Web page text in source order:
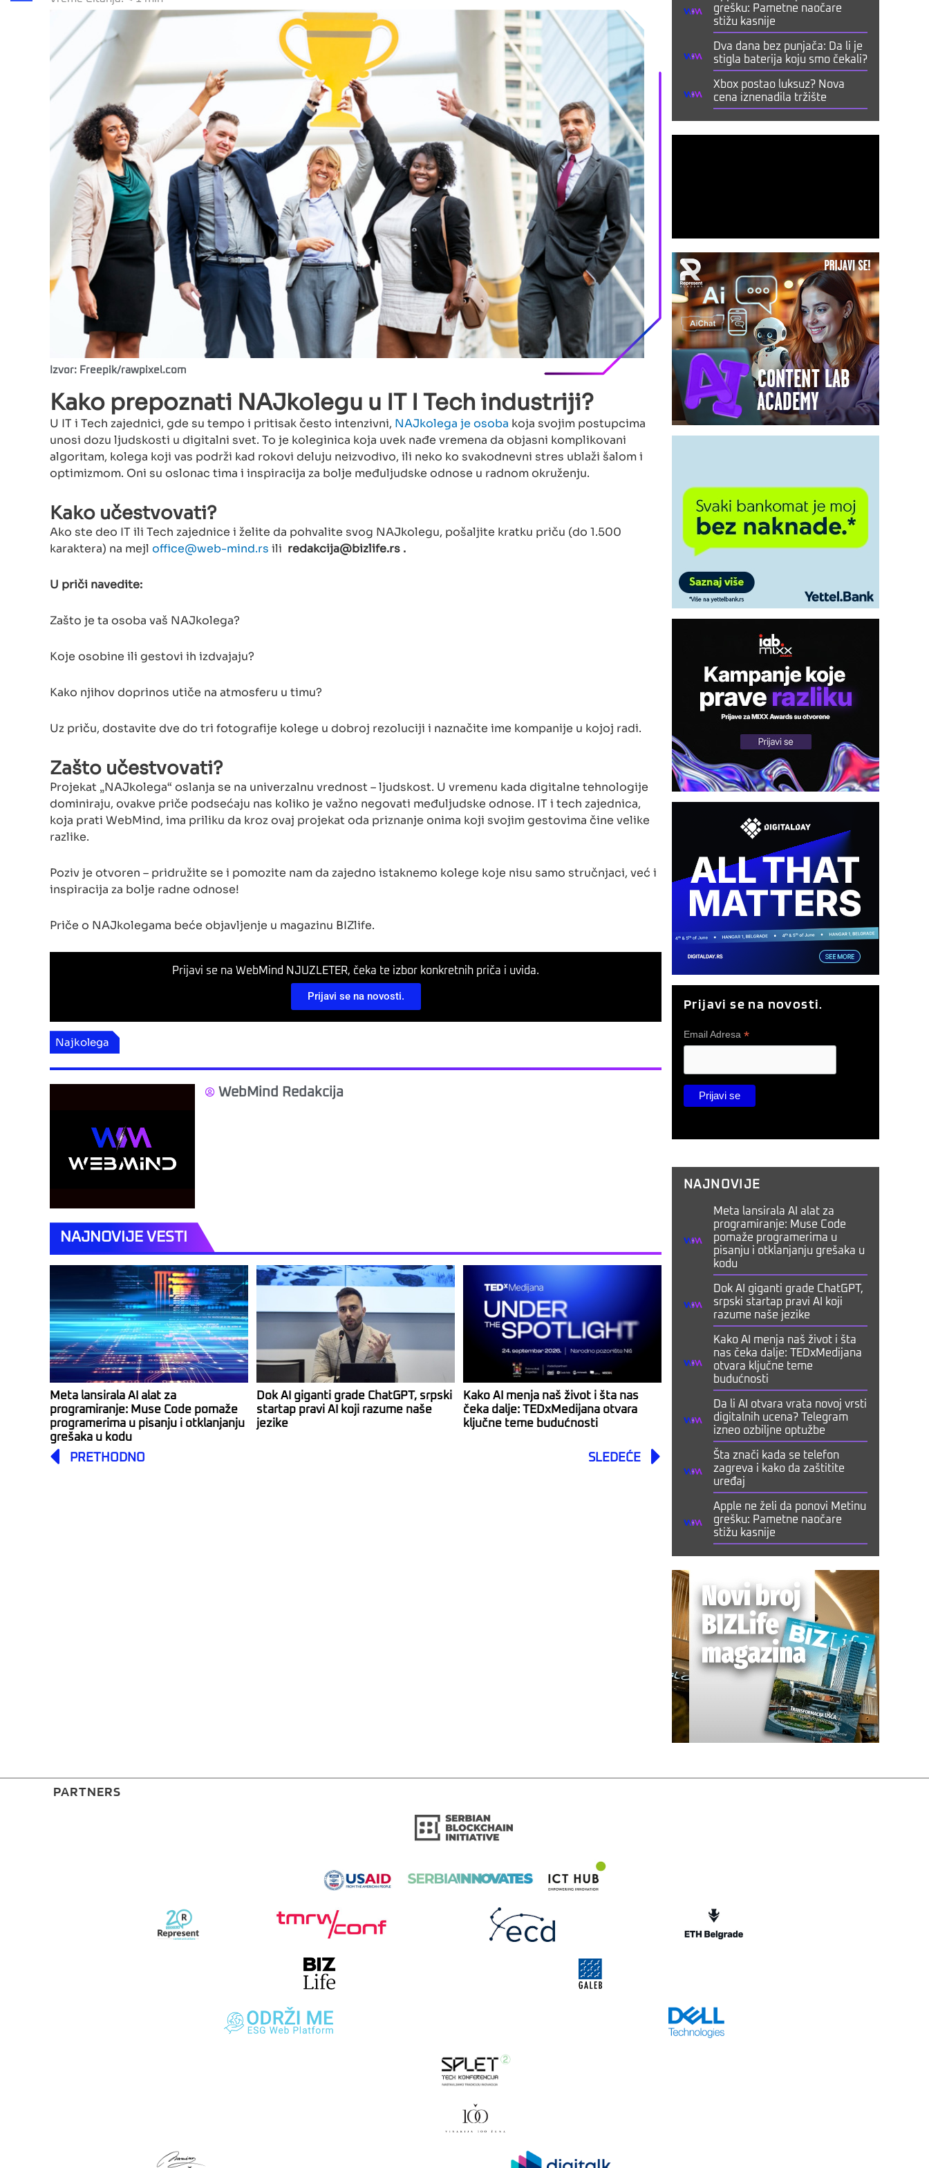
Izvor: Freepik/rawpixel.com
Kako prepoznati NAJkolegu u IT I Tech industriji?
U IT i Tech zajednici, gde su tempo i pritisak često intenzivni, NAJkolega je osoba koja svojim postupcima
unosi dozu ljudskosti u digitalni svet. To je koleginica koja uvek nađe vremena da objasni komplikovani
algoritam, kolega koji vas podrži kad rokovi deluju neizvodivo, ili neko ko svakodnevni stres ublaži šalom i
optimizmom. Oni su oslonac tima i inspiracija za bolje međuljudske odnose u radnom okruženju.
Kako učestvovati?
Ako ste deo IT ili Tech zajednice i želite da pohvalite svog NAJkolegu, pošaljite kratku priču (do 1.500
karaktera) na mejl office@web-mind.rs ili redakcija@bizlife.rs .
U priči navedite:
Zašto je ta osoba vaš NAJkolega?
Koje osobine ili gestovi ih izdvajaju?
Kako njihov doprinos utiče na atmosferu u timu?
Uz priču, dostavite dve do tri fotografije kolege u dobroj rezoluciji i naznačite ime kompanije u kojoj radi.
Zašto učestvovati?
Projekat „NAJkolega“ oslanja se na univerzalnu vrednost – ljudskost. U vremenu kada digitalne tehnologije
dominiraju, ovakve priče podsećaju nas koliko je važno negovati međuljudske odnose. IT i tech zajednica,
koja prati WebMind, ima priliku da kroz ovaj projekat oda priznanje onima koji svojim gestovima čine velike
razlike.
Poziv je otvoren – pridružite se i pomozite nam da zajedno istaknemo kolege koje nisu samo stručnjaci, već i
inspiracija za bolje radne odnose!
Priče o NAJkolegama beće objavljenje u magazinu BIZlife.
Prijavi se na WebMind NJUZLETER, čeka te izbor konkretnih priča i uvida.
Prijavi se na novosti.
Najkolega
WebMind Redakcija
NAJNOVIJE VESTI
Meta lansirala AI alat za
programiranje: Muse Code pomaže
programerima u pisanju i otklanjanju
grešaka u kodu
Dok AI giganti grade ChatGPT, srpski
startap pravi AI koji razume naše
jezike
Kako AI menja naš život i šta nas
čeka dalje: TEDxMedijana otvara
ključne teme budućnosti
Prev
PRETHODNO SLEDEĆE Next
grešku: Pametne naočare
stižu kasnije
Dva dana bez punjača: Da li je
stigla baterija koju smo čekali?
Xbox postao luksuz? Nova
cena iznenadila tržište
Prijavi se na novosti.
Email Adresa *
NAJNOVIJE
Meta lansirala AI alat za
programiranje: Muse Code
pomaže programerima u
pisanju i otklanjanju grešaka u
kodu
Dok AI giganti grade ChatGPT,
srpski startap pravi AI koji
razume naše jezike
Kako AI menja naš život i šta
nas čeka dalje: TEDxMedijana
otvara ključne teme
budućnosti
Da li AI otvara vrata novoj vrsti
digitalnih ucena? Telegram
izneo ozbiljne optužbe
Šta znači kada se telefon
zagreva i kako da zaštitite
uređaj
Apple ne želi da ponovi Metinu
grešku: Pametne naočare
stižu kasnije
PARTNERS